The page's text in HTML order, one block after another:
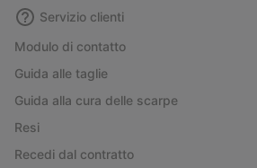
Servizio clienti
Modulo di contatto
Guida alle taglie
Guida alla cura delle scarpe
Resi
Recedi dal contratto